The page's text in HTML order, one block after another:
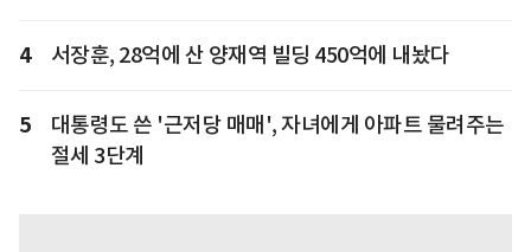
4 서장훈, 28억에 산 양재역 빌딩 450억에 내놨다
5
대통령도 쓴 '근저당 매매', 자녀에게 아파트 물려주는
절세 3단계